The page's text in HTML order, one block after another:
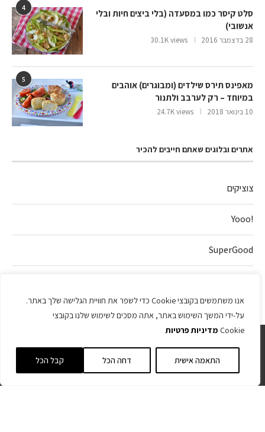
אנו משתמשים בקובצי Cookie כדי לשפר את חוויית הגלישה שלך באתר.
על-ידי המשך השימוש באתר, אתה מסכים לשימוש שלנו בקובצי
Cookie מדיניות פרטיות
התאמה אישית דחה הכל קבל הכל
4
סלט קיסר כמו במסעדה (בלי ביצים חיות ובלי
אנשובי)
28 בדצמבר 2016 30.1K views
5
מאפינס תירס שילדים (ומבוגרים) אוהבים
במיוחד – רק לערבב ולתנור
10 בינואר 2018 24.7K views
אתרים ובלוגים שאתם חייבים להכיר
צוציקים
!Yooo
SuperGood